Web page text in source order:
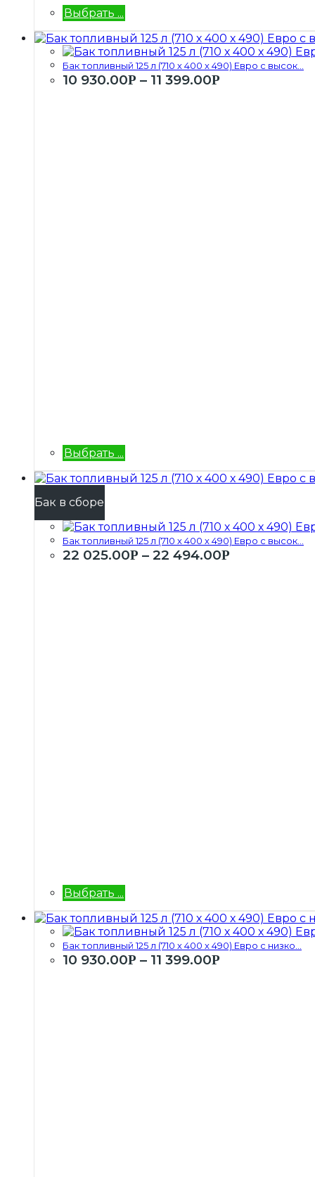
Выбрать ...
Бак топливный 125 л (710 х 400 х 490) Евро с высок...
10 930.00Р – 11 399.00Р
Выбрать ...
Бак в сборе
Бак топливный 125 л (710 х 400 х 490) Евро с высок...
22 025.00Р – 22 494.00Р
Выбрать ...
Бак топливный 125 л (710 х 400 х 490) Евро с низко...
10 930.00Р – 11 399.00Р